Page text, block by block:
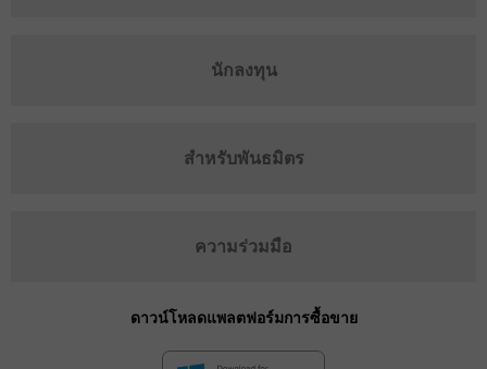
นักลงทุน
สำหรับพันธมิตร
ความร่วมมือ
ดาวน์โหลดแพลตฟอร์มการซื้อขาย